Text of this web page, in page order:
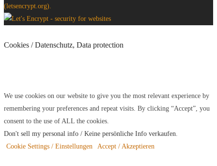
(letsencrypt.org).
Cookies / Datenschutz, Data protection
We use cookies on our website to give you the most relevant experience by
remembering your preferences and repeat visits. By clicking “Accept”, you
consent to the use of ALL the cookies.
Don't sell my personal info / Keine persönliche Info verkaufen.
Cookie Settings / Einstellungen
Accept / Akzeptieren